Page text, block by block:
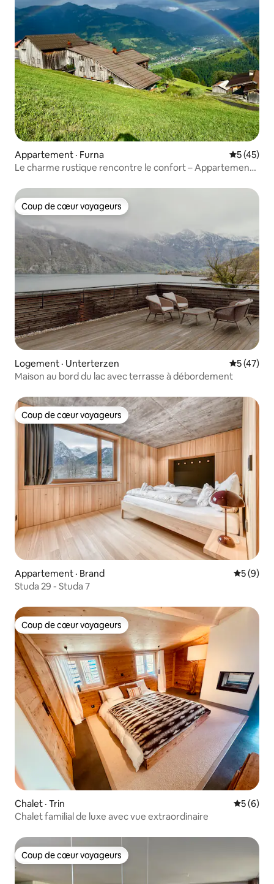
Appartement · Furna Note
5 (45)
Le charme rustique rencontre le confort – Appartement
Coup de cœur voyageurs
Coup de cœur voyageurs
Logement · Unterterzen Note
5 (47)
Maison au bord du lac avec terrasse à débordement
Coup de cœur voyageurs
Coup de cœur voyageurs
Appartement · Brand Note
5 (9)
Studa 29 - Studa 7
Coup de cœur voyageurs
Coup de cœur voyageurs
Chalet · Trin Note
5 (6)
Chalet familial de luxe avec vue extraordinaire
Coup de cœur voyageurs
Coup de cœur voyageurs